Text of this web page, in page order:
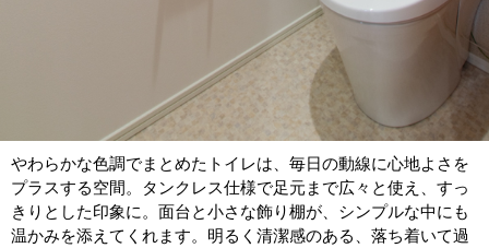
やわらかな色調でまとめたトイレは、毎日の動線に心地よさを
プラスする空間。タンクレス仕様で足元まで広々と使え、すっ
きりとした印象に。面台と小さな飾り棚が、シンプルな中にも
温かみを添えてくれます。明るく清潔感のある、落ち着いて過